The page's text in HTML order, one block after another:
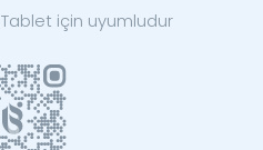
için uyumludur